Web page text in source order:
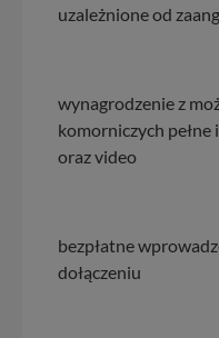
uzależnione od
wynagrodzenie z
komorniczych
oraz video
bezpłatne
dołączeniu